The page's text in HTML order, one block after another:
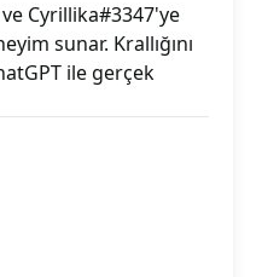
Cyrillika#3347'ye
sunar. Krallığını
ile gerçek